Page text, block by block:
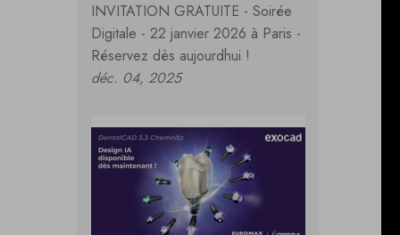
INVITATION GRATUITE - Soirée
Digitale - 22 janvier 2026 à Paris -
Réservez dès aujourdhui !
déc. 04, 2025